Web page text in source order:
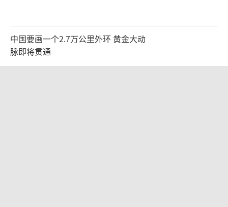
中国要画一个2.7万公里外环 黄金大动
脉即将贯通
2026-08-09 13:14:56